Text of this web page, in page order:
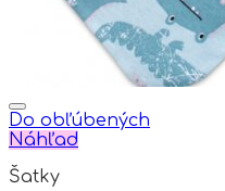
Do obľúbených
Náhľad
Šatky